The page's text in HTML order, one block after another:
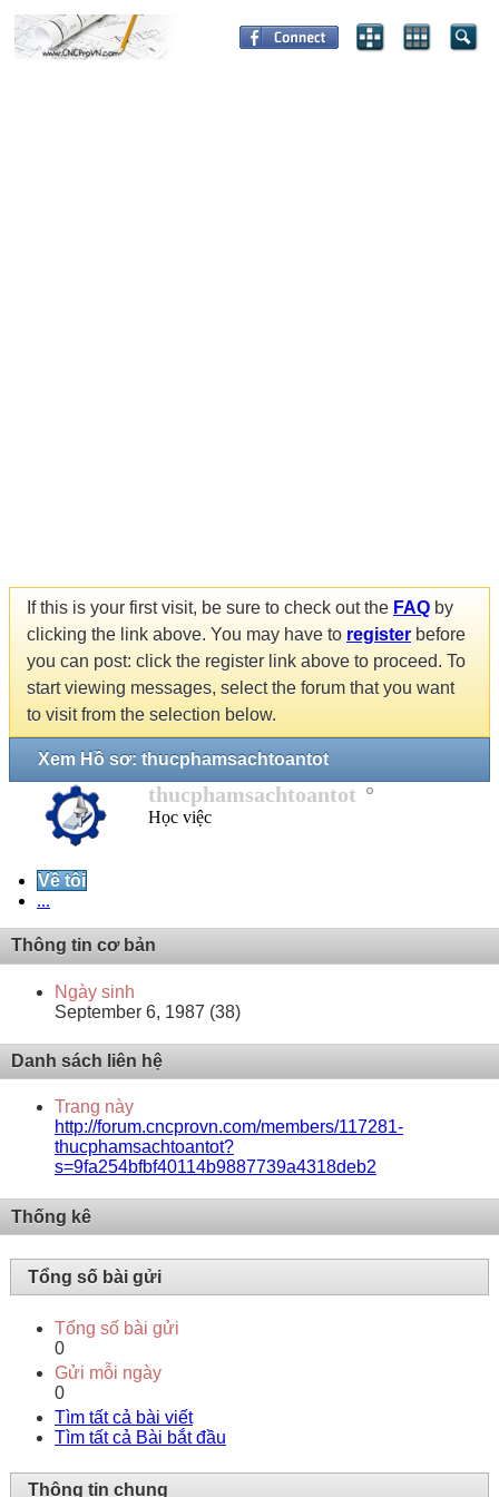
If this is your first visit, be sure to check out the FAQ by
clicking the link above. You may have to register before
you can post: click the register link above to proceed. To
start viewing messages, select the forum that you want
to visit from the selection below.
Xem Hồ sơ: thucphamsachtoantot
thucphamsachtoantot
Học việc
Về tôi
...
Thông tin cơ bản
Ngày sinh
September 6, 1987 (38)
Danh sách liên hệ
Trang này
http://forum.cncprovn.com/members/117281-
thucphamsachtoantot?
s=9fa254bfbf40114b9887739a4318deb2
Thống kê
Tổng số bài gửi
Tổng số bài gửi
0
Gửi mỗi ngày
0
Tìm tất cả bài viết
Tìm tất cả Bài bắt đầu
Thông tin chung